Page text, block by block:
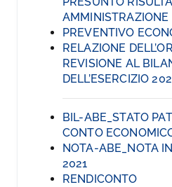
AMMINISTRAZIONE
PREVENTIVO
RELAZIONE
REVISIONE AL
DELL’ESERCIZIO
BIL-ABE_STATO
CONTO
NOTA-ABE_NOTA
2021
RENDICONTO